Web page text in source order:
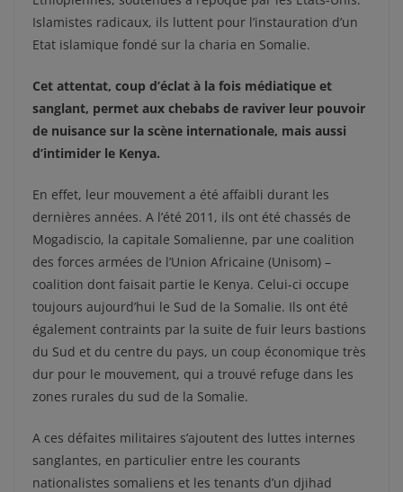
Islamistes radicaux, ils luttent pour l’instauration d’un
Etat islamique fondé sur la charia en Somalie.
Cet attentat, coup d’éclat à la fois médiatique et
sanglant, permet aux chebabs de raviver leur pouvoir
de nuisance sur la scène internationale, mais aussi
d’intimider le Kenya.
En effet, leur mouvement a été affaibli durant les
dernières années. A l’été 2011, ils ont été chassés de
Mogadiscio, la capitale Somalienne, par une coalition
des forces armées de l’Union Africaine (Unisom) –
coalition dont faisait partie le Kenya. Celui-ci occupe
toujours aujourd’hui le Sud de la Somalie. Ils ont été
également contraints par la suite de fuir leurs bastions
du Sud et du centre du pays, un coup économique très
dur pour le mouvement, qui a trouvé refuge dans les
zones rurales du sud de la Somalie.
A ces défaites militaires s’ajoutent des luttes internes
sanglantes, en particulier entre les courants
nationalistes somaliens et les tenants d’un djihad